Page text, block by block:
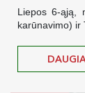
Liepos 6-ąją,
karūnavimo) ir